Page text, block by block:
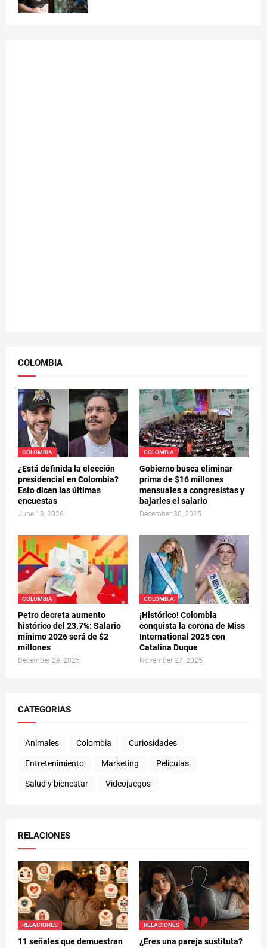
COLOMBIA
COLOMBIA
¿Está definida la elección
presidencial en Colombia?
Esto dicen las últimas
encuestas
June 13, 2026
COLOMBIA
Gobierno busca eliminar
prima de $16 millones
mensuales a congresistas y
bajarles el salario
December 30, 2025
COLOMBIA
Petro decreta aumento
histórico del 23.7%: Salario
mínimo 2026 será de $2
millones
December 29, 2025
COLOMBIA
¡Histórico! Colombia
conquista la corona de Miss
International 2025 con
Catalina Duque
November 27, 2025
CATEGORIAS
Animales Colombia Curiosidades
Entretenimiento Marketing Películas
Salud y bienestar Videojuegos
RELACIONES
RELACIONES
11 señales que demuestran
RELACIONES
¿Eres una pareja sustituta?